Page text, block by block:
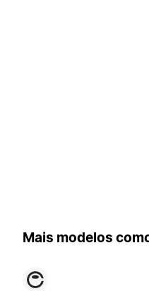
Mais modelos